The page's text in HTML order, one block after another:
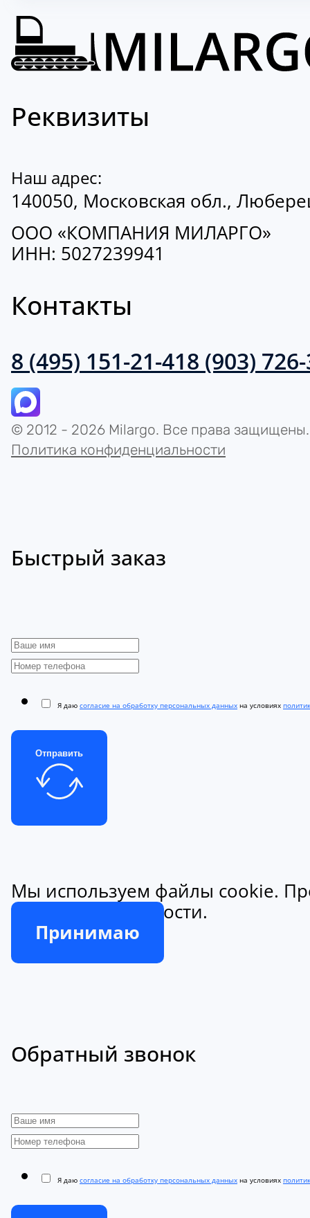
Реквизиты
Наш адрес:
140050, Московская обл.,
ООО «КОМПАНИЯ МИЛАРГО»
ИНН: 5027239941
Контакты
8 (495) 151-21-418 (903)
© 2012 - 2026 Milargo. Все права защищены.
Политика конфиденциальности
Быстрый заказ
Я даю согласие на обработку персональных данных на условиях
Отправить
Мы используем файлы cookie.
конфиденциальности.
Принимаю
Обратный звонок
Я даю согласие на обработку персональных данных на условиях